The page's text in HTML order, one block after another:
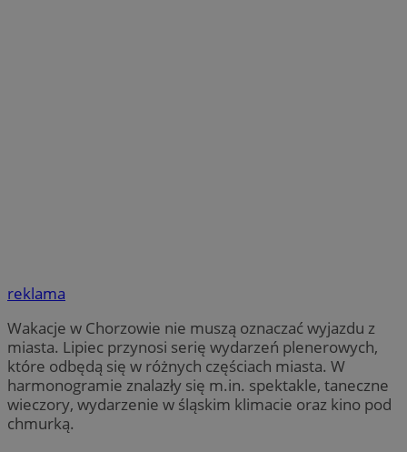
reklama
Wakacje w Chorzowie nie muszą oznaczać wyjazdu z
miasta. Lipiec przynosi serię wydarzeń plenerowych,
które odbędą się w różnych częściach miasta. W
harmonogramie znalazły się m.in. spektakle, taneczne
wieczory, wydarzenie w śląskim klimacie oraz kino pod
chmurką.